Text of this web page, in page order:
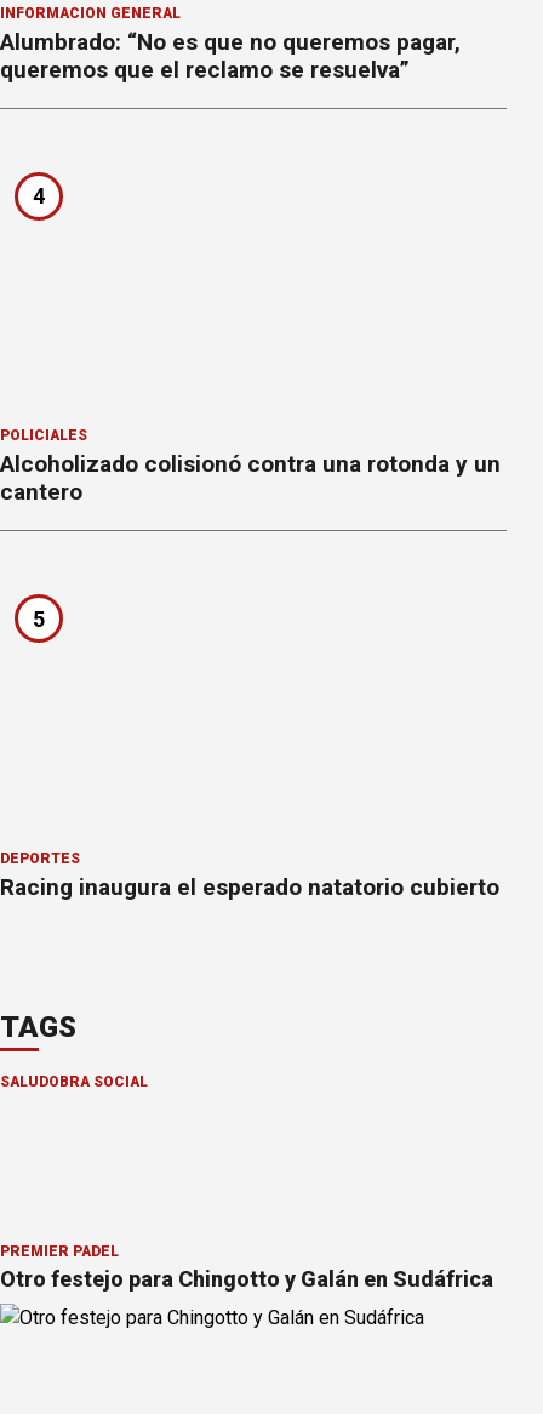
INFORMACION GENERAL
Alumbrado: “No es que no queremos pagar,
queremos que el reclamo se resuelva”
4
POLICIALES
Alcoholizado colisionó contra una rotonda y un
cantero
5
DEPORTES
Racing inaugura el esperado natatorio cubierto
TAGS
SALUDOBRA SOCIAL
PREMIER PÁDEL
Otro festejo para Chingotto y Galán en Sudáfrica